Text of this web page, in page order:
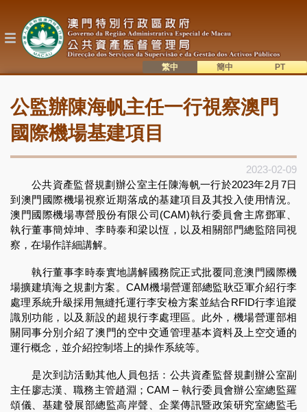
主
目公監辦陳海帆主任一行視察澳門
國際機場基建項目
2023-02-09
公共資產監督規劃辦公室主任陳海帆一行於2023年2月7日
到澳門國際機場視察近期落成的基建項目及其投入使用情況。
澳門國際機場專營股份有限公司(CAM)執行委員會主席鄧軍、
執行董事簡焯坤、李時泰和梁以恆，以及相關部門總監陪同視
察，在場作詳細講解。
執行董事李時泰實地講解國務院正式批覆同意澳門國際機
場擴建填海之規劃方案。CAM機場營運部總監耿亞軍介紹行李
處理系統升級採用無縫托運行李安檢方案並結合RFID行李追蹤
識別功能，以及新設的超規行李處理區。此外，機場營運部相
關同事分別介紹了澳門的空中交通管理基本資料及上空交通的
運行概念，並介紹控制塔上的操作系統等。
是次到訪活動其他人員包括：公共資產監督規劃辦公室副
主任廖志漢、職務主管趙淵；CAM – 執行委員會辦公室總監羅
頌儀、基建發展部總監高岸聲、企業傳訊暨政策研究室總監毛